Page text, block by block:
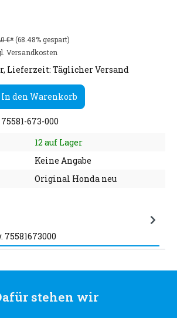
€*(68.48% gespart)
Versandkosten
Lieferzeit: Täglicher Versand
In den Warenkorb
75581-673-000
12 auf Lager
Keine Angabe
Original Honda neu
75581673000
stehen wir